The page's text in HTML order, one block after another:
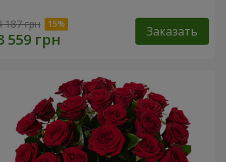
187 грн Заказать